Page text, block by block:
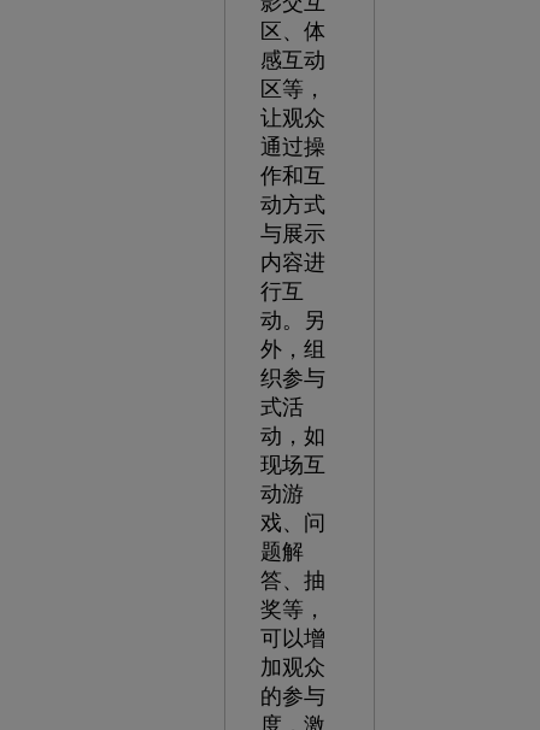
区、体
感互动
区等，
让观众
通过操
作和互
动方式
与展示
内容进
行互
动。另
外，组
织参与
式活
动，如
现场互
动游
戏、问
题解
答、抽
奖等，
可以增
加观众
的参与